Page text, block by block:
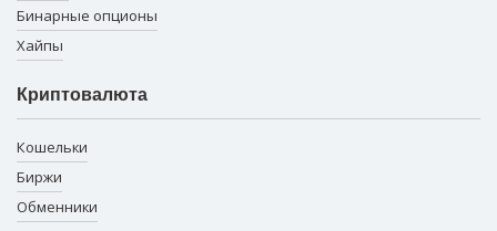
Бинарные опционы
Хайпы
Криптовалюта
Кошельки
Биржи
Обменники